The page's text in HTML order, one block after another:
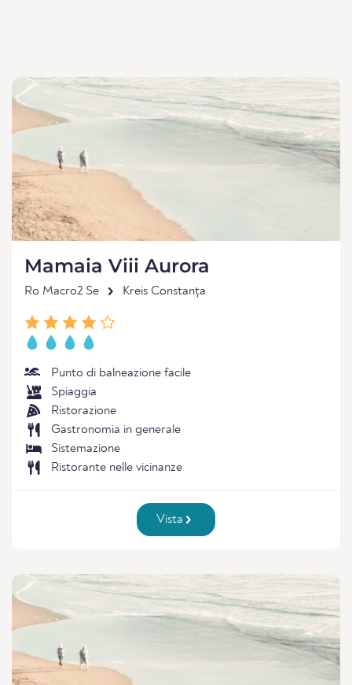
Mamaia Viii Aurora
Ro Macro2 Se Kreis Constanța
Punto di balneazione facile
Spiaggia
Ristorazione
Gastronomia in generale
Sistemazione
Ristorante nelle vicinanze
Vista